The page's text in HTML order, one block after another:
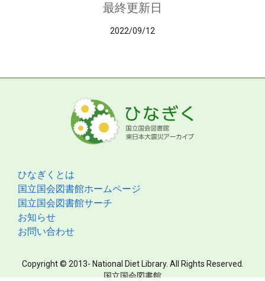
最終更新日
2022/09/12
ひなぎくとは
国立国会図書館ホームページ
国立国会図書館サーチ
お知らせ
お問い合わせ
Copyright © 2013- National Diet Library. All Rights Reserved.